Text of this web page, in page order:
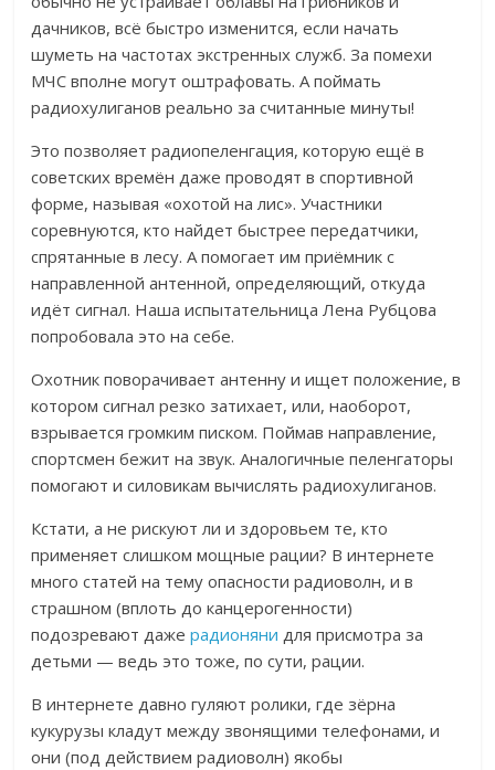
дачников, всё быстро изменится, если начать
шуметь на частотах экстренных служб.За помехи
МЧС вполне могут оштрафовать.А поймать
радиохулиганов реально за считанные минуты!
Это позволяет радиопеленгация, которую ещё в
советских времён даже проводят в спортивной
форме, называя «охотой на лис». Участники
соревнуются, кто найдет быстрее передатчики,
спрятанные в лесу.А помогает им приёмник с
направленной антенной, определяющий, откуда
идёт сигнал. Наша испытательница Лена Рубцова
попробовала это на себе.
Охотник поворачивает антенну и ищет положение, в
котором сигнал резко затихает, или, наоборот,
взрывается громким писком. Поймав направление,
спортсмен бежит на звук.Аналогичные пеленгаторы
помогают и силовикам вычислять радиохулиганов.
Кстати, а не рискуют ли и здоровьем те, кто
применяет слишком мощные рации? В интернете
много статей на тему опасности радиоволн, и в
страшном (вплоть до канцерогенности)
подозревают дажерадионяни для присмотра за
детьми — ведь это тоже, по сути, рации.
В интернете давно гуляют ролики, где зёрна
кукурузы кладут между звонящими телефонами, и
они (под действием радиоволн) якобы